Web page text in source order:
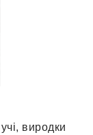
виродки